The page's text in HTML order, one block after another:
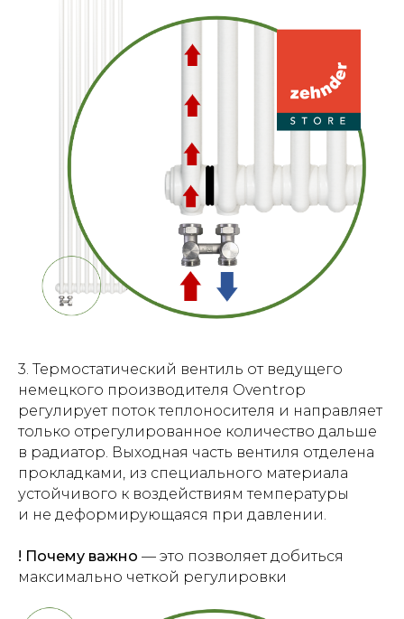
3. Термостатический вентиль от ведущего
немецкого производителя Oventrop
регулирует поток теплоносителя и направляет
только отрегулированное количество дальше
в радиатор. Выходная часть вентиля отделена
прокладками, из специального материала
устойчивого к воздействиям температуры
и не деформирующаяся при давлении.
! Почему важно — это позволяет добиться
максимально четкой регулировки